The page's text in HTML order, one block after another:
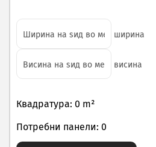
ширина
висина
Квадратура: 0 m²
Потребни панели: 0